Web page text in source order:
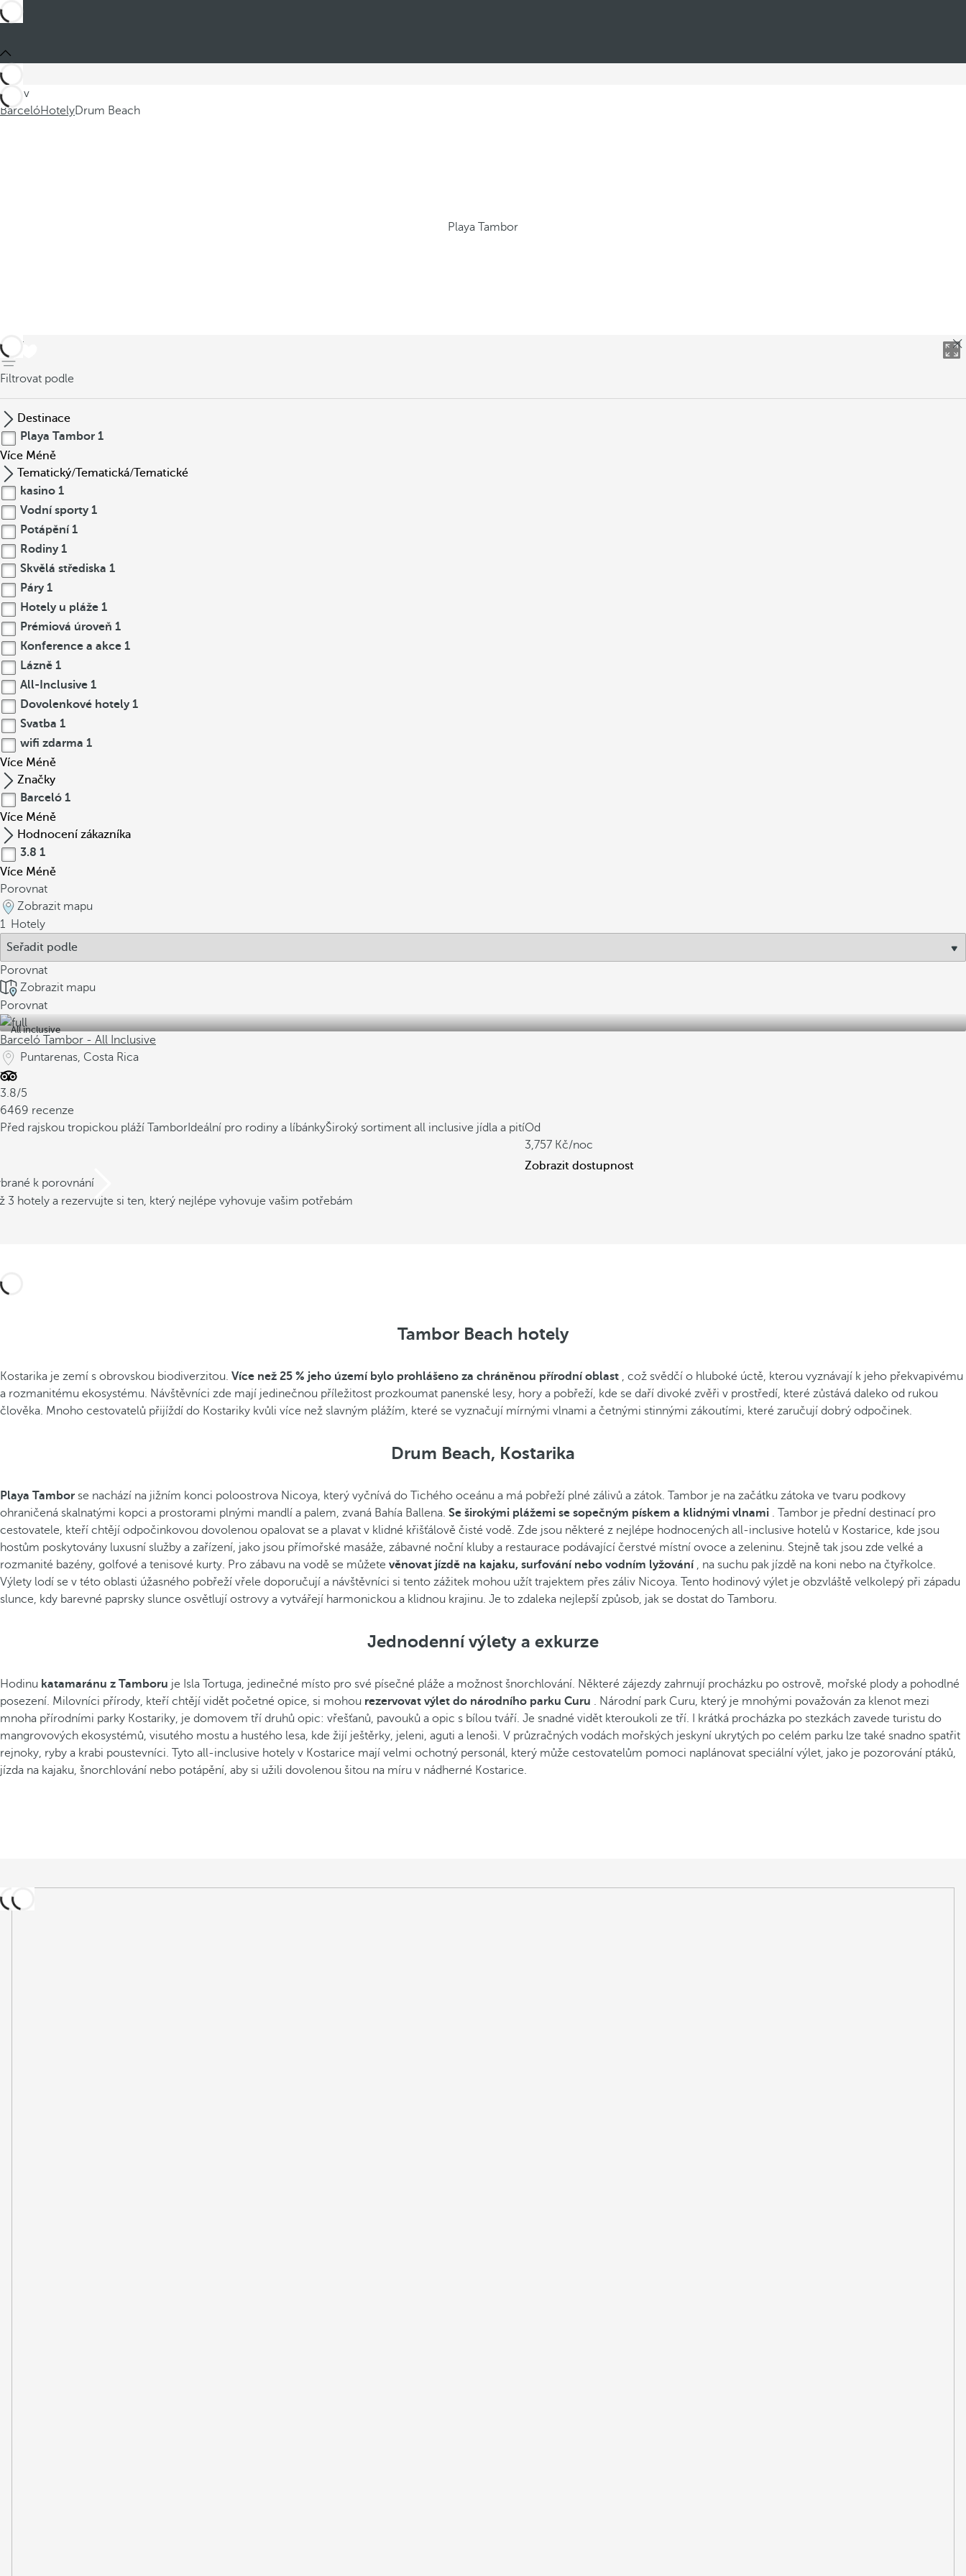
Jste v
BarcelóHotelyDrum Beach
Playa Tambor
Zpět
Filtrovat podle
Destinace
Playa Tambor 1
Více Méně
Tematický/Tematická/Tematické
kasino 1
Vodní sporty 1
Potápění1
Rodiny 1
Skvělá střediska 1
Páry 1
Hotely u pláže 1
Prémiová úroveň 1
Konference a akce 1
Lázně 1
All-Inclusive 1
Dovolenkové hotely 1
Svatba 1
wifi zdarma 1
Více Méně
Značky
Barceló 1
Více Méně
Hodnocení zákazníka
3.8 1
Více Méně
Porovnat
Zobrazit mapu
1 Hotely
Porovnat
Zobrazit mapu
Porovnat
All inclusive
Barceló Tambor - All Inclusive
Puntarenas, Costa Rica
3.8/5
6469 recenze
Před rajskou tropickou pláží Tambor Ideální pro rodiny a líbánkyŠiroký sortiment all inclusive jídla a pitíOd
3,757
/noc
Zobrazit dostupnost
k porovnání
3 hotely a rezervujte si ten, který nejlépe vyhovuje vašim potřebám
Tambor Beach hotely
Kostarika je zemí s obrovskou biodiverzitou. Více než 25 % jeho území bylo prohlášeno za chráněnou přírodní oblast , což svědčí o hluboké úctě, kterou vyznávají k jeho překvapivému
a rozmanitému ekosystému. Návštěvníci zde mají jedinečnou příležitost prozkoumat panenské lesy, hory a pobřeží, kde se daří divoké zvěři v prostředí, které zůstává daleko od rukou
člověka. Mnoho cestovatelů přijíždí do Kostariky kvůli více než slavným plážím, které se vyznačují mírnými vlnami a četnými stinnými zákoutími, které zaručují dobrý odpočinek.
Drum Beach, Kostarika
Playa Tambor se nachází na jižním konci poloostrova Nicoya, který vyčnívá do Tichého oceánu a má pobřeží plné zálivů a zátok. Tambor je na začátku zátoka ve tvaru podkovy
ohraničená skalnatými kopci a prostorami plnými mandlí a palem, zvaná Bahía Ballena. Se širokými plážemi se sopečným pískem a klidnými vlnami . Tambor je přední destinací pro
cestovatele, kteří chtějí odpočinkovou dovolenou opalovat se a plavat v klidné křišťálově čisté vodě. Zde jsou některé z nejlépe hodnocených all-inclusive hotelů v Kostarice, kde jsou
hostům poskytovány luxusní služby a zařízení, jako jsou přímořské masáže, zábavné noční kluby a restaurace podávající čerstvé místní ovoce a zeleninu. Stejně tak jsou zde velké a
rozmanité bazény, golfové a tenisové kurty. Pro zábavu na vodě se můžete věnovat jízdě na kajaku, surfování nebo vodním lyžování, na suchu pak jízdě na koni nebo na čtyřkolce.
Výlety lodí se v této oblasti úžasného pobřeží vřele doporučují a návštěvníci si tento zážitek mohou užít trajektem přes záliv Nicoya. Tento hodinový výlet je obzvláště velkolepý při západu
slunce, kdy barevné paprsky slunce osvětlují ostrovy a vytvářejí harmonickou a klidnou krajinu. Je to zdaleka nejlepší způsob, jak se dostat do Tamboru.
Jednodenní výlety a exkurze
Hodinu katamaránu z Tamboru je Isla Tortuga, jedinečné místo pro své písečné pláže a možnost šnorchlování. Některé zájezdy zahrnují procházku po ostrově, mořské plody a pohodlné
posezení. Milovníci přírody, kteří chtějí vidět početné opice, si mohou rezervovat výlet do národního parku Curu . Národní park Curu, který je mnohými považován za klenot mezi
mnoha přírodními parky Kostariky, je domovem tří druhů opic: vřešťanů, pavouků a opic s bílou tváří. Je snadné vidět kteroukoli ze tří. I krátká procházka po stezkách zavede turistu do
mangrovových ekosystémů, visutého mostu a hustého lesa, kde žijí ještěrky, jeleni, aguti a lenoši. V průzračných vodách mořských jeskyní ukrytých po celém parku lze také snadno spatřit
rejnoky, ryby a krabi poustevníci. Tyto all-inclusive hotely v Kostarice mají velmi ochotný personál, který může cestovatelům pomoci naplánovat speciální výlet, jako je pozorování ptáků,
jízda na kajaku, šnorchlování nebo potápění, aby si užili dovolenou šitou na míru v nádherné Kostarice.